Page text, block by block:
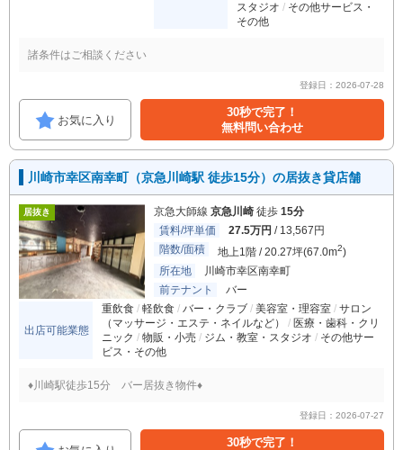
スタジオ
その他サービス・
その他
諸条件はご相談ください
登録日：2026-07-28
お気に入り
30秒で完了！
無料問い合わせ
川崎市幸区南幸町（京急川崎駅 徒歩15分）の居抜き貸店舗
居抜き 京急大師線 京急川崎 徒歩 15分
賃料/坪単価
27.5万円 / 13,567円
階数/面積
地上1階 / 20.27坪(67.0m2)
所在地
川崎市幸区南幸町
前テナント
バー
出店可能業態
重飲食 軽飲食 バー・クラブ 美容室・理容室
サロン
（マッサージ・エステ・ネイルなど）
医療・歯科・クリ
ニック
物販・小売 ジム・教室・スタジオ
その他サー
ビス・その他
♦川崎駅徒歩15分 バー居抜き物件♦
登録日：2026-07-27
30秒で完了！